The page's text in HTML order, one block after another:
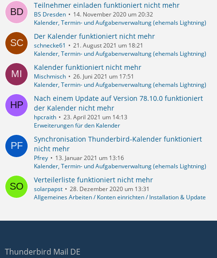
Teilnehmer einladen funktioniert nicht mehr
BS Dresden
14. November 2020 um 20:32
Kalender, Termin- und Aufgabenverwaltung (ehemals Lightning)
Der Kalender funktioniert nicht mehr
schnecke61
21. August 2021 um 18:21
Kalender, Termin- und Aufgabenverwaltung (ehemals Lightning)
Kalender funktioniert nicht mehr
Mischmisch
26. Juni 2021 um 17:51
Kalender, Termin- und Aufgabenverwaltung (ehemals Lightning)
Nach einem Update auf Version 78.10.0 funktioniert
der Kalender nicht mehr
hpcraith
23. April 2021 um 14:13
Erweiterungen für den Kalender
Synchronisation Thunderbird-Kalender funktioniert
nicht mehr
Pfrey
13. Januar 2021 um 13:16
Kalender, Termin- und Aufgabenverwaltung (ehemals Lightning)
Verteilerliste funktioniert nicht mehr
solarpapst
28. Dezember 2020 um 13:31
Allgemeines Arbeiten / Konten einrichten / Installation & Update
Thunderbird Mail DE